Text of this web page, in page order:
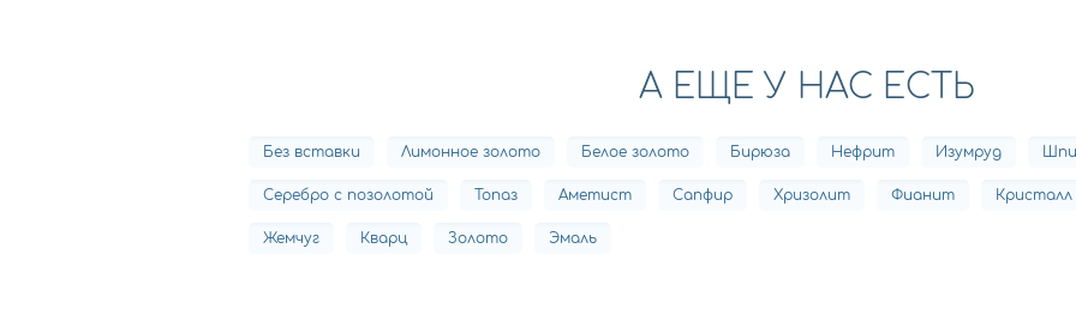
А ЕЩЕ У НАС ЕСТЬ
Без вставки Лимонное золото Белое золото Бирюза Нефрит Изумруд
Серебро с позолотой Топаз Аметист Сапфир Хризолит Фианит Кристалл
Жемчуг Кварц Золото Эмаль